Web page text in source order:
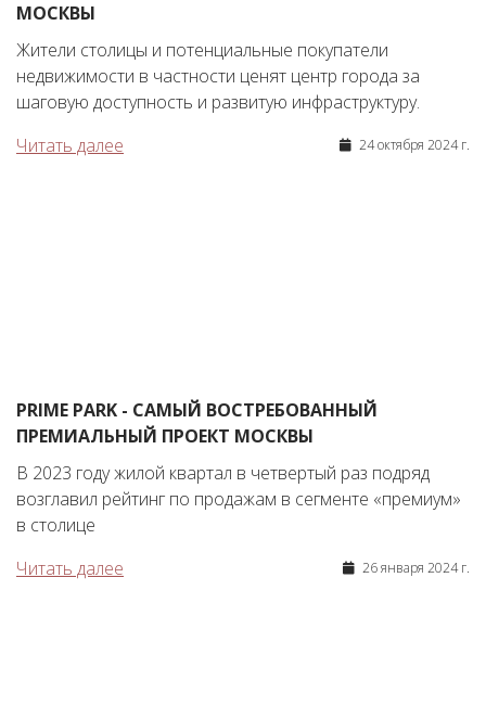
МОСКВЫ
Жители столицы и потенциальные покупатели
недвижимости в частности ценят центр города за
шаговую доступность и развитую инфраструктуру.
Читать далее
24 октября 2024 г.
PRIME PARK - САМЫЙ ВОСТРЕБОВАННЫЙ
ПРЕМИАЛЬНЫЙ ПРОЕКТ МОСКВЫ
В 2023 году жилой квартал в четвертый раз подряд
возглавил рейтинг по продажам в сегменте «премиум»
в столице
Читать далее
26 января 2024 г.